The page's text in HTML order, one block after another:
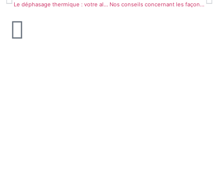
Le déphasage thermique : votre allié pour un confort optimal en été Nos conseils concernant les façons de gérer au mieux une interface ITE/volets roulants